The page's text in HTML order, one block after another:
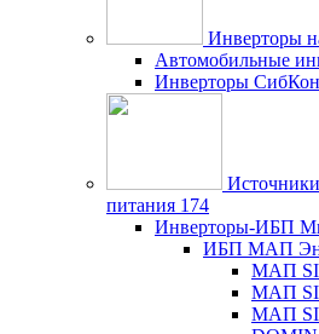
Инверторы
Автомобильные
Инверторы
питания 174
Инверторы-ИБП
ИБП МАП
МАП
МАП
МАП